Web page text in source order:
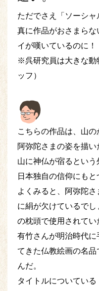
ただでさえ「ソーシ
真に作品がおさまら
イが嘆いているのに！
※呉研究員は大きな動
ッフ）
こちらの作品は、山
阿弥陀さまの姿を描い
山に神仏が宿るという
日本独自の信仰にもと
よくみると、阿弥陀
に絹が欠けているで
の枕頭で使用されてい
有竹さんが明治時代
てきた仏教絵画の名
んだ。
タイトルについてい